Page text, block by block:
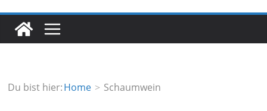
Du bist hier:Home Schaumwein